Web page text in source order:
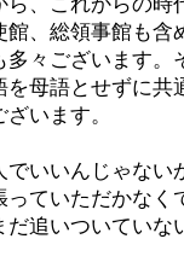
館、総領事館も含
多々ございます。
を母語とせずに
います。
いいんじゃない
っていただかなく
だ追いついていな